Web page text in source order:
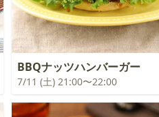
BBQナッツハンバーガー
7/11 (土) 21:00〜22:00